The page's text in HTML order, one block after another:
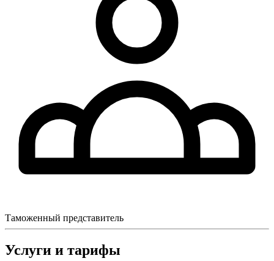
Таможенный представитель
Услуги и тарифы